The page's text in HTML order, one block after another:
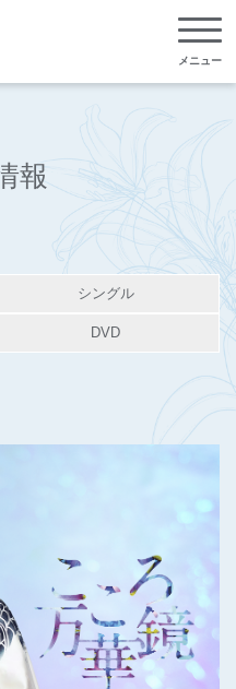
メニュー
報
シングル
DVD